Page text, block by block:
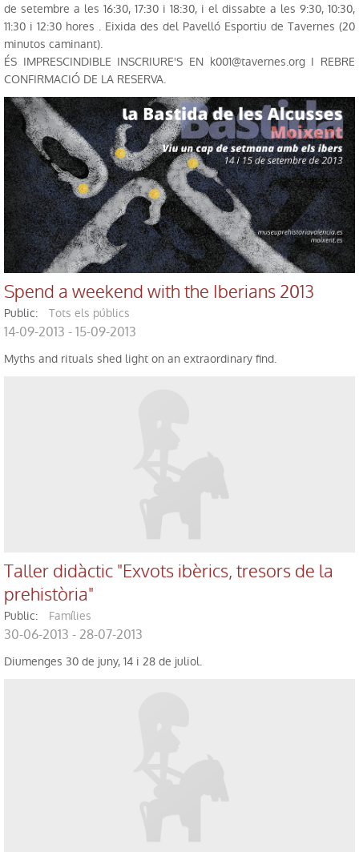
de setembre a les 16:30, 17:30 i 18:30, i el dissabte a les 9:30, 10:30,
11:30 i 12:30 hores . Eixida des del Pavelló Esportiu de Tavernes (20
minutos caminant).
ÉS IMPRESCINDIBLE INSCRIURE'S EN k001@tavernes.org I REBRE
CONFIRMACIÓ DE LA RESERVA.
Spend a weekend with the Iberians 2013
public: Tots els públics
14-09-2013 - 15-09-2013
Myths and rituals shed light on an extraordinary find.
Taller didàctic "Exvots ibèrics, tresors de la
prehistòria"
public: Famílies
30-06-2013 - 28-07-2013
Diumenges 30 de juny, 14 i 28 de juliol.